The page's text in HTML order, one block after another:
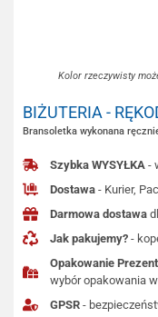
Kolor rzeczywisty
BIŻUTERIA -
Bransoletka wykonana
Szybka WYSYŁKA -
Dostawa - Kurier,
Darmowa dostawa
Jak pakujemy? -
Opakowanie
wybór opakowania
GPSR -